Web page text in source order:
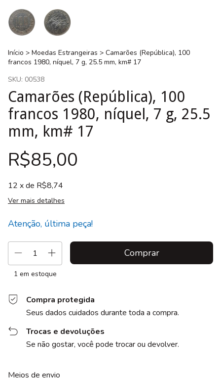
Início > Moedas Estrangeiras > Camarões (República), 100
francos 1980, níquel, 7 g, 25.5 mm, km# 17
SKU: 00538
Camarões (República), 100
francos 1980, níquel, 7 g, 25.5
mm, km# 17
R$85,00
12 x de R$8,74
Ver mais detalhes
Atenção, última peça!
1 em estoque
Compra protegida
Seus dados cuidados durante toda a compra.
Trocas e devoluções
Se não gostar, você pode trocar ou devolver.
Entregas para o CEP:
Meios de envio